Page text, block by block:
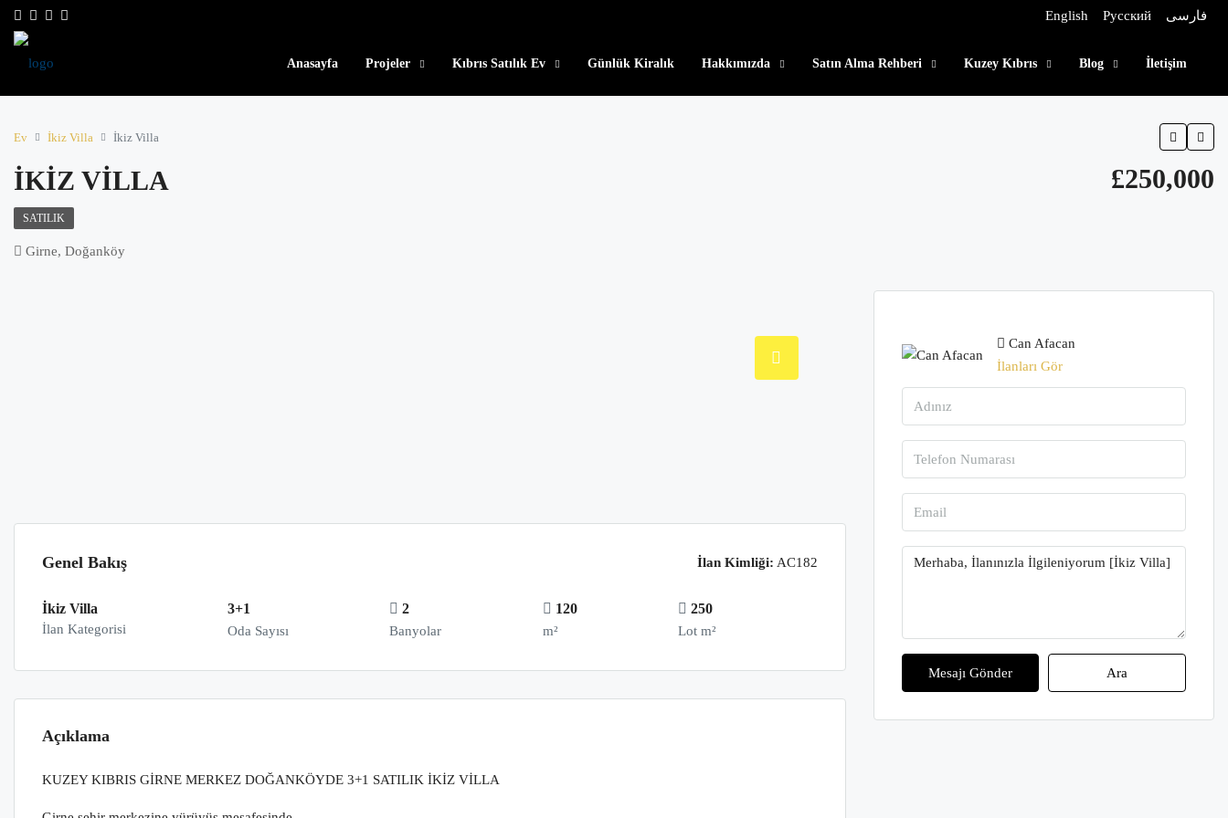
English Русский فارسی
Anasayfa Projeler Kıbrıs Satılık Ev Günlük Kiralık Hakkımızda Satın Alma Rehberi Kuzey Kıbrıs Blog İletişim
Ev İkiz Villa İkiz Villa
İKIZ VILLA £250,000
SATILIK
Girne, Doğanköy
Genel Bakış İlan Kimliği: AC182
İkiz Villa
İlan Kategorisi
3+1
Oda Sayısı
2
Banyolar
120
m²
250
Lot m²
Açıklama
KUZEY KIBRIS GİRNE MERKEZ DOĞANKÖYDE 3+1 SATILIK İKİZ VİLLA
Can Afacan
İlanları Gör
Mesajı Gönder Ara